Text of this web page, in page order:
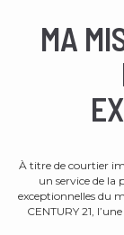
MA
À titre de courtier
un service de la
exceptionnelles du
CENTURY 21,